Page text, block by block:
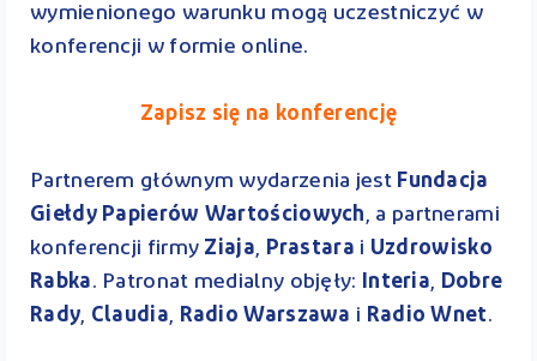
wymienionego warunku mogą uczestniczyć w
konferencji w formie online.
Zapisz się na konferencję
Partnerem głównym wydarzenia jest Fundacja
Giełdy Papierów Wartościowych, a partnerami
konferencji firmy Ziaja, Prastara i Uzdrowisko
Rabka. Patronat medialny objęły: Interia, Dobre
Rady, Claudia, Radio Warszawa i Radio Wnet.